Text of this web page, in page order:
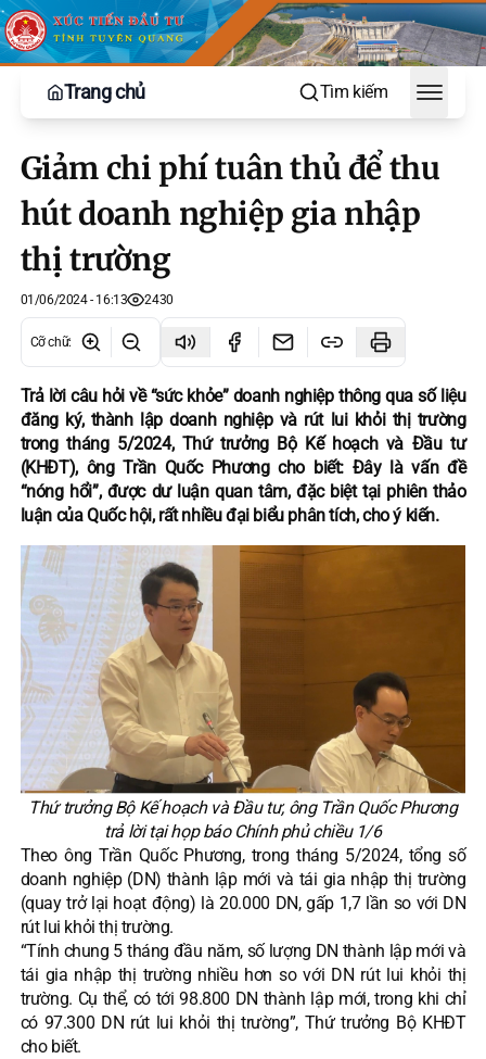
Trang chủ Tìm kiếm
Toggle
Giảm chi phí tuân thủ để thu
hút doanh nghiệp gia nhập
thị trường
01/06/2024 - 16:13 2430
Cỡ chữ:
Trả lời câu hỏi về “sức khỏe” doanh nghiệp thông qua số liệu
đăng ký, thành lập doanh nghiệp và rút lui khỏi thị trường
trong tháng 5/2024, Thứ trưởng Bộ Kế hoạch và Đầu tư
(KHĐT), ông Trần Quốc Phương cho biết: Đây là vấn đề
“nóng hổi”, được dư luận quan tâm, đặc biệt tại phiên thảo
luận của Quốc hội, rất nhiều đại biểu phân tích, cho ý kiến.
Thứ trưởng Bộ Kế hoạch và Đầu tư, ông Trần Quốc Phương
trả lời tại họp báo Chính phủ chiều 1/6
Theo ông Trần Quốc Phương, trong tháng 5/2024, tổng số
doanh nghiệp (DN) thành lập mới và tái gia nhập thị trường
(quay trở lại hoạt động) là 20.000 DN, gấp 1,7 lần so với DN
rút lui khỏi thị trường.
“Tính chung 5 tháng đầu năm, số lượng DN thành lập mới và
tái gia nhập thị trường nhiều hơn so với DN rút lui khỏi thị
trường. Cụ thể, có tới 98.800 DN thành lập mới, trong khi chỉ
có 97.300 DN rút lui khỏi thị trường”, Thứ trưởng Bộ KHĐT
cho biết.